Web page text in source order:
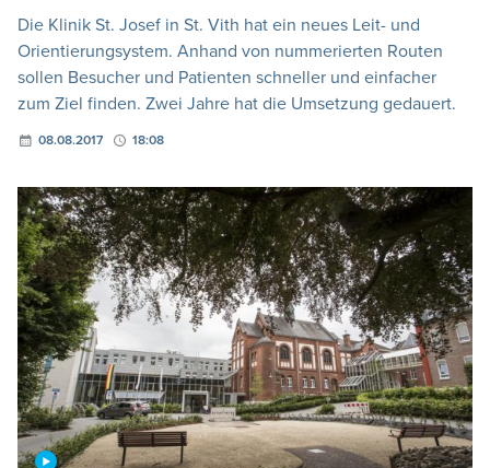
Die Klinik St. Josef in St. Vith hat ein neues Leit- und
Orientierungsystem. Anhand von nummerierten Routen
sollen Besucher und Patienten schneller und einfacher
zum Ziel finden. Zwei Jahre hat die Umsetzung gedauert.
08.08.2017 18:08